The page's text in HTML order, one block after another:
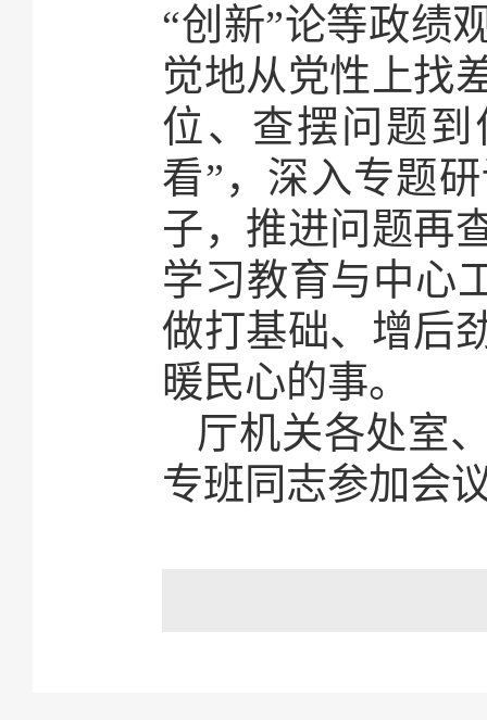
“创新”论等政绩
觉地从党性上找
位、查摆问题
看”，深入专题
子，推进问题再
学习教育与中心
做打基础、增后
暖民心的事。
厅机关各处室
专班同志参加会